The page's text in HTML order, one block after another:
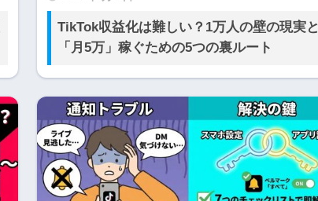
TikTok収益化は難しい？1万人の壁の現実と
「月5万」稼ぐための5つの裏ルート